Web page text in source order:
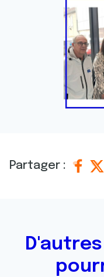
Partager :